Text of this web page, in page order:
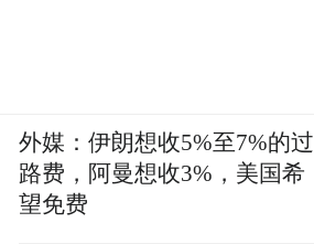
外媒：伊朗想收5%至7%的过
路费，阿曼想收3%，美国希
望免费